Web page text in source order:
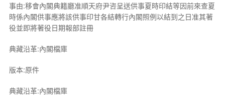
事由:移會內閣典籍廳准順天府尹咨呈送供事夏時印結等因前來查夏
時係內閣供事應將該供事印甘各結轉行內閣照例以結到之日准其著
役並即將著役日期報部註冊
典藏沿革:內閣檔庫
版本:原件
典藏沿革:內閣檔庫